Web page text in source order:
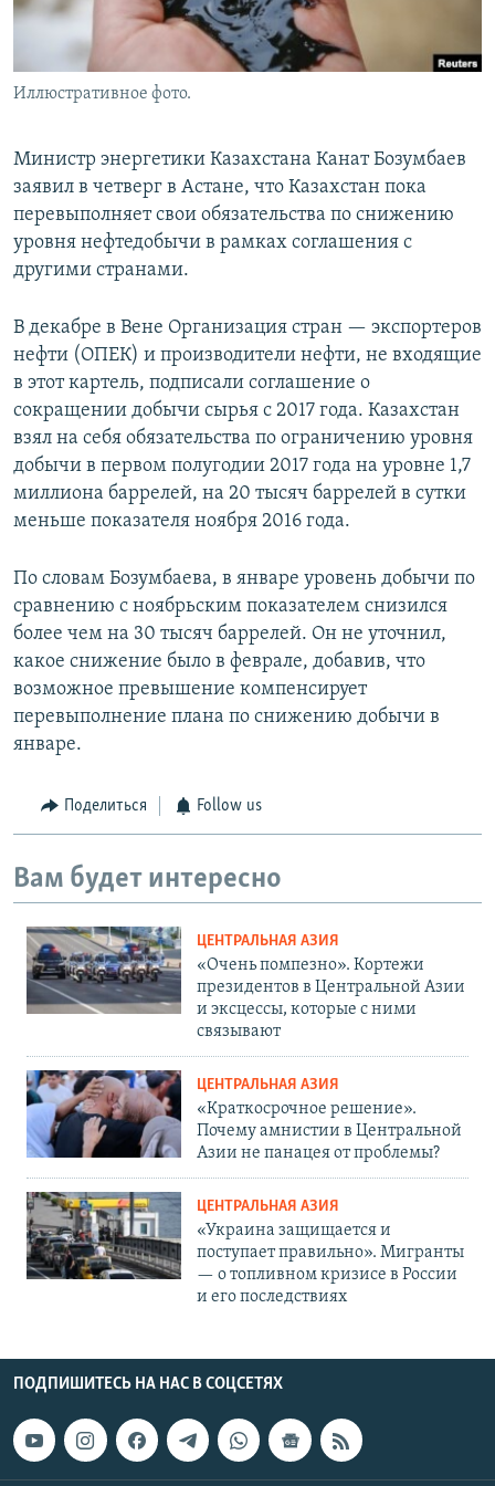
Иллюстративное фото.
Министр энергетики Казахстана Канат Бозумбаев
заявил в четверг в Астане, что Казахстан пока
перевыполняет свои обязательства по снижению
уровня нефтедобычи в рамках соглашения с
другими странами.
В декабре в Вене Организация стран — экспортеров
нефти (ОПЕК) и производители нефти, не входящие
в этот картель, подписали соглашение о
сокращении добычи сырья с 2017 года. Казахстан
взял на себя обязательства по ограничению уровня
добычи в первом полугодии 2017 года на уровне 1,7
миллиона баррелей, на 20 тысяч баррелей в сутки
меньше показателя ноября 2016 года.
По словам Бозумбаева, в январе уровень добычи по
сравнению с ноябрьским показателем снизился
более чем на 30 тысяч баррелей. Он не уточнил,
какое снижение было в феврале, добавив, что
возможное превышение компенсирует
перевыполнение плана по снижению добычи в
январе.
Поделиться Follow us
Вам будет интересно
ЦЕНТРАЛЬНАЯ АЗИЯ
«Очень помпезно». Кортежи
президентов в Центральной Азии
и эксцессы, которые с ними
связывают
ЦЕНТРАЛЬНАЯ АЗИЯ
«Краткосрочное решение».
Почему амнистии в Центральной
Азии не панацея от проблемы?
ЦЕНТРАЛЬНАЯ АЗИЯ
«Украина защищается и
поступает правильно». Мигранты
— о топливном кризисе в России
и его последствиях
ПОДПИШИТЕСЬ НА НАС В СОЦСЕТЯХ